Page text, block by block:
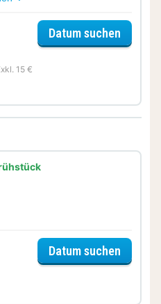
15 €
Datum suchen
Datum suchen